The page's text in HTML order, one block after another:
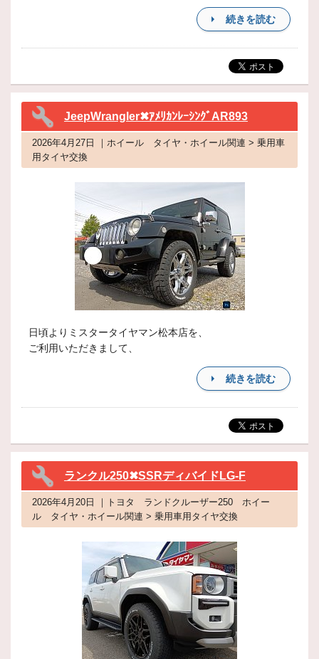
続きを読む
JeepWrangler✖ｱﾒﾘｶﾝﾚｰｼﾝｸﾞAR893
2026年4月27日 ｜ホイール タイヤ・ホイール関連 > 乗用車
用タイヤ交換
日頃よりミスタータイヤマン松本店を、
ご利用いただきまして、
続きを読む
ランクル250✖SSRディバイドLG-F
2026年4月20日 ｜トヨタ ランドクルーザー250 ホイー
ル タイヤ・ホイール関連 > 乗用車用タイヤ交換